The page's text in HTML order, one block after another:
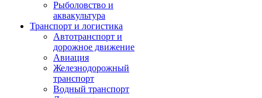
Рыболовство и
аквакультура
Транспорт и логистика
Автотранспорт и
дорожное движение
Авиация
Железнодорожный
транспорт
Водный транспорт